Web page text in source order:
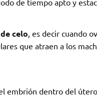
de tiempo apto y
celo, es decir cuando
que atraen a los
embrión dentro del